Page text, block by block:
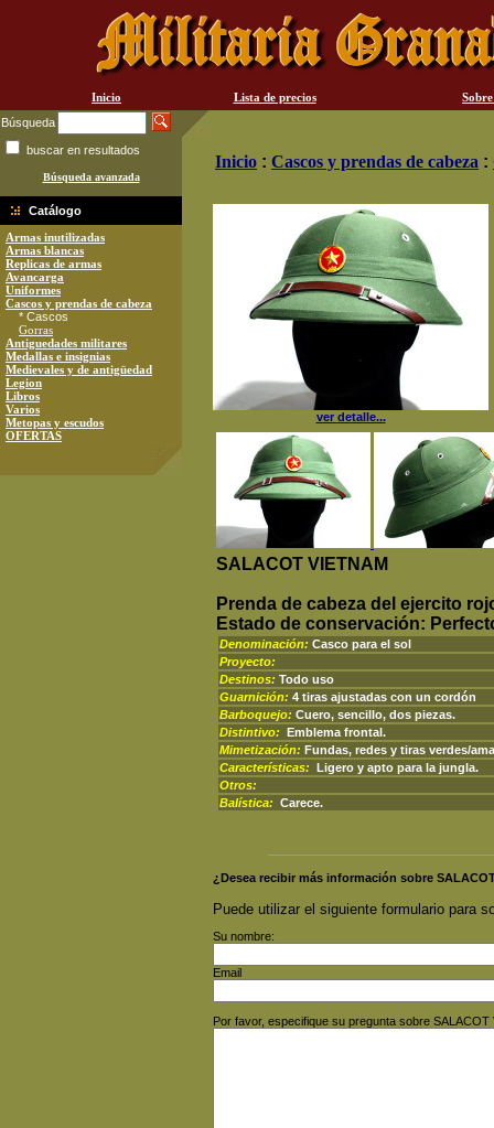
Inicio Lista de precios
Búsqueda
buscar en resultados
Búsqueda avanzada
Catálogo
Armas inutilizadas
Armas blancas
Replicas de armas
Avancarga
Uniformes
Cascos y prendas de cabeza
* Cascos
Gorras
Antiguedades militares
Medallas e insignias
Medievales y de antigüedad
Legion
Libros
Varios
Metopas y escudos
OFERTAS
Inicio : Cascos y prendas de cabeza :
ver detalle...
SALACOT VIETNAM
Prenda de cabeza del ejercito
Estado de conservación:
Denominación: Casco para el sol
Proyecto:
Destinos: Todo uso
Guarnición: 4 tiras ajustadas con un cordón
Barboquejo: Cuero, sencillo, dos piezas.
Distintivo: Emblema frontal.
Mimetización: Fundas, redes y tiras verdes/
Características: Ligero y apto para la jungla.
Otros:
Balística: Carece.
¿Desea recibir más información sobre
Puede utilizar el siguiente formulario para
Su nombre:
Email
Por favor, especifique su pregunta sobre SALACOT